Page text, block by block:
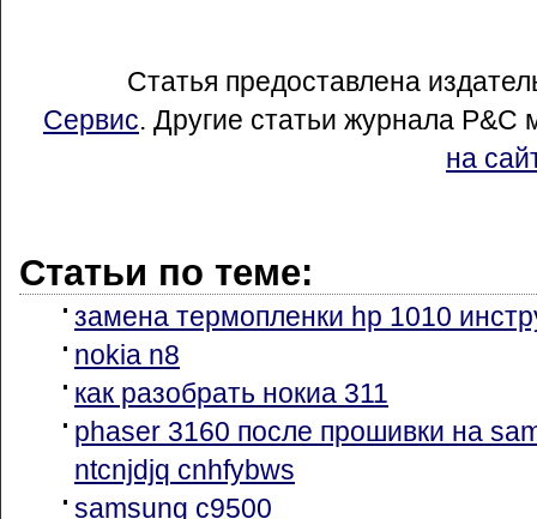
Статья предоставлена
Сервис. Другие статьи журнала Р&С
на
Статьи по теме:
замена термопленки hp 1010
nokia n8
как разобрать нокиа 311
phaser 3160 после прошивки на
ntcnjdjq cnhfybws
samsung c9500